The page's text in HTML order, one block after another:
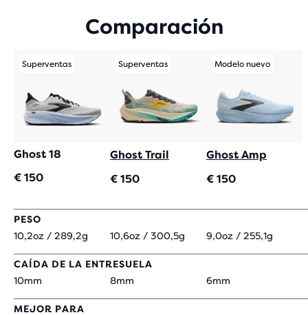
EVALUACIONESComparación
Superventas
Ghost 18
€ 150
Superventas
Ghost Trail
€ 150
Modelo nuevo
Ghost Amp
€ 150
PESO
10,2oz / 289,2g
10,6oz / 300,5g 9,0oz / 255,1g
CAÍDA DE LA ENTRESUELA
10mm
8mm 6mm
MEJOR PARA